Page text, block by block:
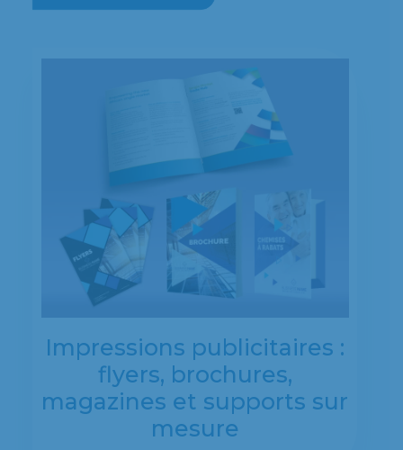
Impressions publicitaires :
flyers, brochures,
magazines et supports sur
mesure